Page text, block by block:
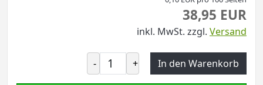
38,95 EUR
inkl. MwSt. zzgl. Versand
- + In den Warenkorb